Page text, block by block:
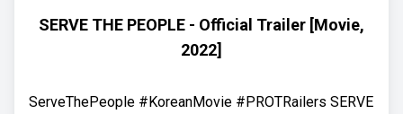
SERVE THE PEOPLE - Official Trailer [Movie,
2022]
ServeThePeople #KoreanMovie #PROTRailers SERVE